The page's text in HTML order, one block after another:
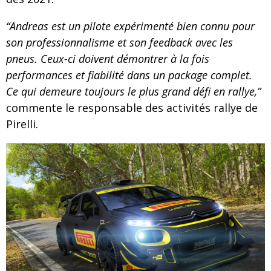
“Andreas est un pilote expérimenté bien connu pour
son professionnalisme et son feedback avec les
pneus. Ceux-ci doivent démontrer à la fois
performances et fiabilité dans un package complet.
Ce qui demeure toujours le plus grand défi en rallye,”
commente le responsable des activités rallye de
Pirelli.